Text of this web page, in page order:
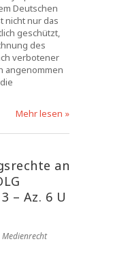
Deutschen
nicht nur das
geschützt,
des
verbotener
angenommen
Mehr lesen »
an
– Az. 6 U